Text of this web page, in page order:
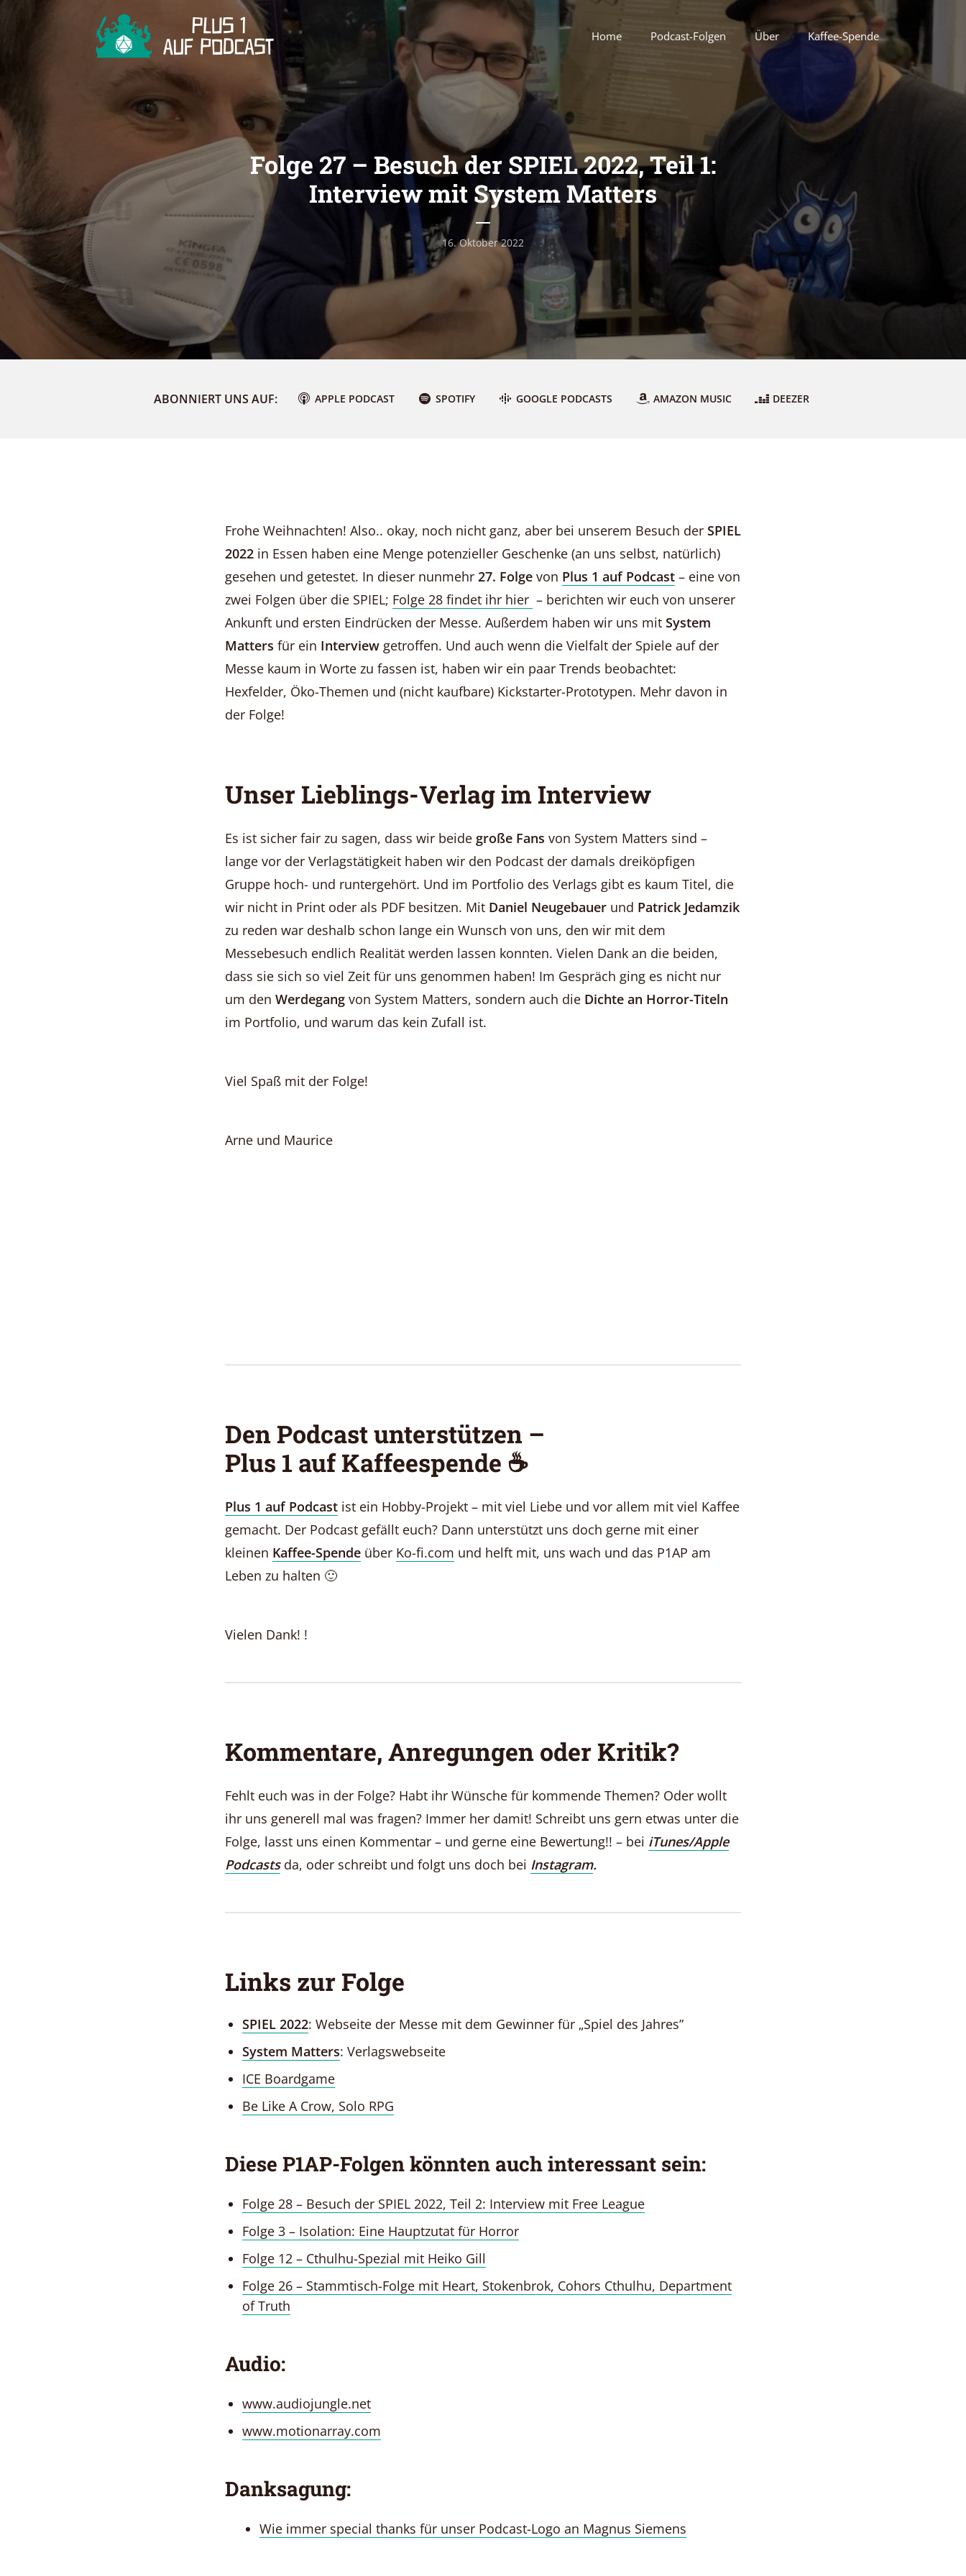
Home Podcast-Folgen Über Kaffee-Spende
Folge 27 – Besuch der SPIEL 2022, Teil 1:
Interview mit System Matters
16. Oktober 2022
ABONNIERT UNS AUF: APPLE PODCAST SPOTIFY GOOGLE PODCASTS AMAZON MUSIC DEEZER
Frohe Weihnachten! Also.. okay, noch nicht ganz, aber bei unserem Besuch der SPIEL
2022 in Essen haben eine Menge potenzieller Geschenke (an uns selbst, natürlich)
gesehen und getestet. In dieser nunmehr 27. Folge von Plus 1 auf Podcast – eine von
zwei Folgen über die SPIEL; Folge 28 findet ihr hier – berichten wir euch von unserer
Ankunft und ersten Eindrücken der Messe. Außerdem haben wir uns mit System
Matters für ein Interview getroffen. Und auch wenn die Vielfalt der Spiele auf der
Messe kaum in Worte zu fassen ist, haben wir ein paar Trends beobachtet:
Hexfelder, Öko-Themen und (nicht kaufbare) Kickstarter-Prototypen. Mehr davon in
der Folge!
Unser Lieblings-Verlag im Interview
Es ist sicher fair zu sagen, dass wir beide große Fans von System Matters sind –
lange vor der Verlagstätigkeit haben wir den Podcast der damals dreiköpfigen
Gruppe hoch- und runtergehört. Und im Portfolio des Verlags gibt es kaum Titel, die
wir nicht in Print oder als PDF besitzen. Mit Daniel Neugebauer und Patrick Jedamzik
zu reden war deshalb schon lange ein Wunsch von uns, den wir mit dem
Messebesuch endlich Realität werden lassen konnten. Vielen Dank an die beiden,
dass sie sich so viel Zeit für uns genommen haben! Im Gespräch ging es nicht nur
um den Werdegang von System Matters, sondern auch die Dichte an Horror-Titeln
im Portfolio, und warum das kein Zufall ist.
Viel Spaß mit der Folge!
Arne und Maurice
Den Podcast unterstützen –
Plus 1 auf Kaffeespende ☕️
Plus 1 auf Podcast ist ein Hobby-Projekt – mit viel Liebe und vor allem mit viel Kaffee
gemacht. Der Podcast gefällt euch? Dann unterstützt uns doch gerne mit einer
kleinen Kaffee-Spende über Ko-fi.com und helft mit, uns wach und das P1AP am
Leben zu halten 🙂
Vielen Dank! !
Kommentare, Anregungen oder Kritik?
Fehlt euch was in der Folge? Habt ihr Wünsche für kommende Themen? Oder wollt
ihr uns generell mal was fragen? Immer her damit! Schreibt uns gern etwas unter die
Folge, lasst uns einen Kommentar – und gerne eine Bewertung!! – bei iTunes/Apple
Podcastsda, oder schreibt und folgt uns doch bei Instagram.
Links zur Folge
SPIEL 2022: Webseite der Messe mit dem Gewinner für „Spiel des Jahres”
System Matters: Verlagswebseite
ICE Boardgame
Be Like A Crow, Solo RPG
Diese P1AP-Folgen könnten auch interessant sein:
Folge 28 – Besuch der SPIEL 2022, Teil 2: Interview mit Free League
Folge 3 – Isolation: Eine Hauptzutat für Horror
Folge 12 – Cthulhu-Spezial mit Heiko Gill
Folge 26 – Stammtisch-Folge mit Heart, Stokenbrok, Cohors Cthulhu, Department
of Truth
Audio:
www.audiojungle.net
www.motionarray.com
Danksagung:
Wie immer special thanks für unser Podcast-Logo an Magnus Siemens